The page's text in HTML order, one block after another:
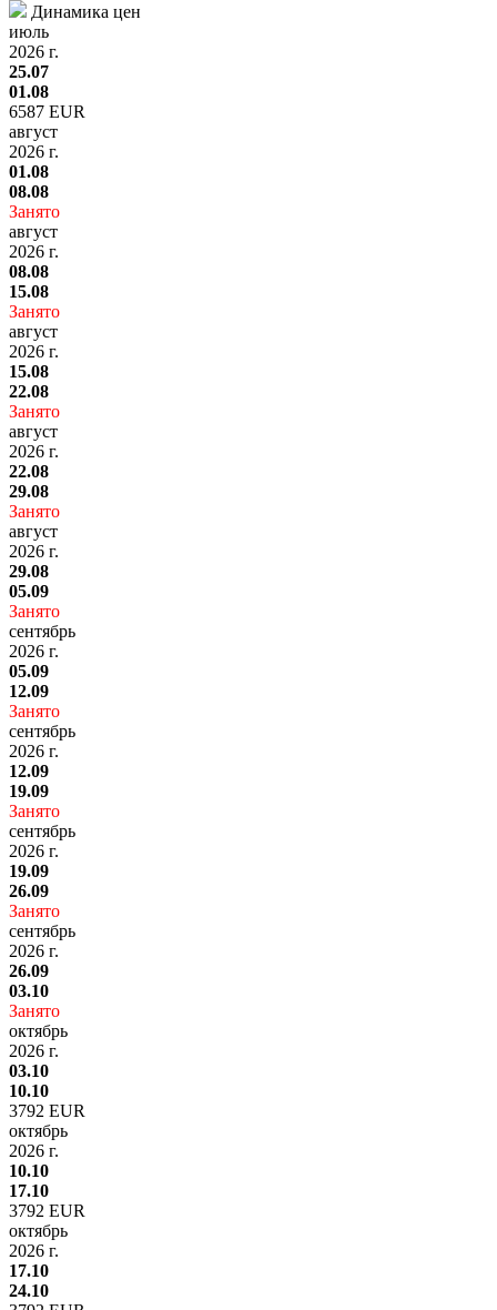
Динамика цен
июль
2026 г.
25.07
01.08
6587 EUR
август
2026 г.
01.08
08.08
Занято
август
2026 г.
08.08
15.08
Занято
август
2026 г.
15.08
22.08
Занято
август
2026 г.
22.08
29.08
Занято
август
2026 г.
29.08
05.09
Занято
сентябрь
2026 г.
05.09
12.09
Занято
сентябрь
2026 г.
12.09
19.09
Занято
сентябрь
2026 г.
19.09
26.09
Занято
сентябрь
2026 г.
26.09
03.10
Занято
октябрь
2026 г.
03.10
10.10
3792 EUR
октябрь
2026 г.
10.10
17.10
3792 EUR
октябрь
2026 г.
17.10
24.10